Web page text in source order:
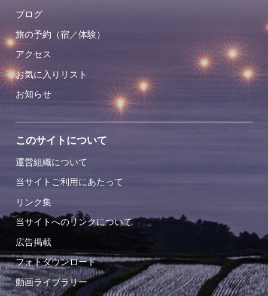
ブログ
旅の予約（宿／体験）
アクセス
お気に入りリスト
お知らせ
このサイトについて
運営組織について
当サイトご利用にあたって
リンク集
当サイトへのリンクについて
広告掲載
フォトダウンロード
動画ライブラリー